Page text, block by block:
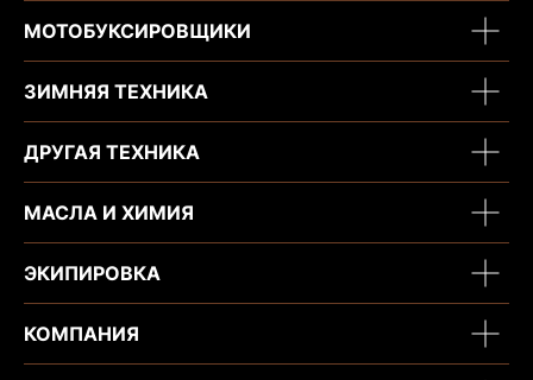
МОТОБУКСИРОВЩИКИ
ЗИМНЯЯ ТЕХНИКА
ДРУГАЯ ТЕХНИКА
МАСЛА И ХИМИЯ
ЭКИПИРОВКА
КОМПАНИЯ